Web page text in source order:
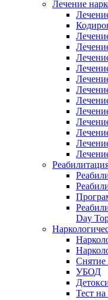
Лечение
Day
Снятие
УБОД
Тест